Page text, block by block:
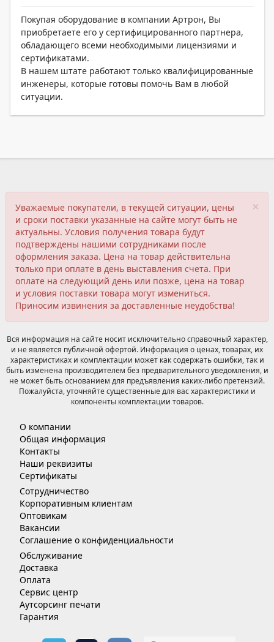
Покупая оборудование в компании Артрон, Вы
приобретаете его у сертифицированного партнера,
обладающего всеми необходимыми лицензиями и
сертификатами.
В нашем штате работают только квалифицированные
инженеры, которые готовы помочь Вам в любой
ситуации.
×
Уважаемые покупатели, в текущей ситуации, цены
и сроки поставки указанные на сайте могут быть не
актуальны. Условия получения товара будут
подтверждены нашими сотрудниками после
оформления заказа. Цена на товар действительна
только при оплате в день выставления счета. При
оплате на следующий день или позже, цена на товар
и условия поставки товара могут измениться.
Приносим извинения за доставленные неудобства!
Вся информация на сайте носит исключительно справочный характер,
и не является публичной офертой. Информация о ценах, товарах, их
характеристиках и комплектации может как содержать ошибки, так и
быть изменена производителем без предварительного уведомления, и
не может быть основанием для предъявления каких-либо претензий.
Пожалуйста, уточняйте существенные для вас характеристики и
компоненты комплектации товаров.
О компании
Общая информация
Контакты
Наши реквизиты
Сертификаты
Сотрудничество
Корпоративным клиентам
Оптовикам
Вакансии
Соглашение о конфиденциальности
Обслуживание
Доставка
Оплата
Сервис центр
Аутсорсинг печати
Гарантия